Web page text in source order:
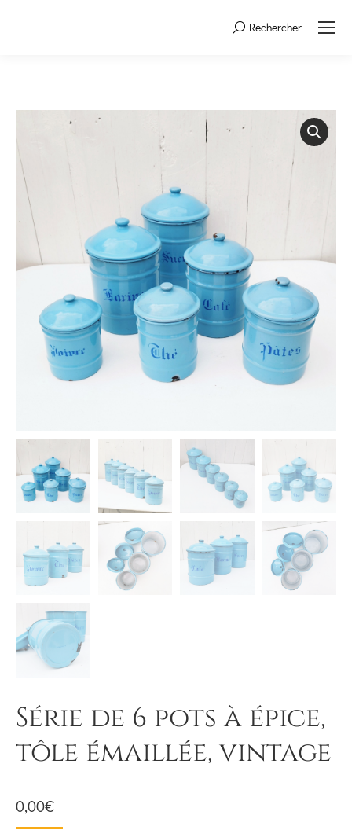
Search:Rechercher
Série de 6 pots à épice,
tôle émaillée, vintage
0,00€